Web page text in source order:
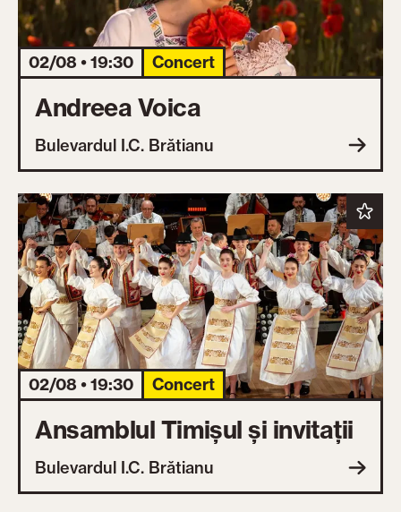
02/08 • 19:30 Concert
Andreea Voica
Bulevardul I.C. Brătianu
02/08 • 19:30 Concert
Ansamblul Timișul și invitații
Bulevardul I.C. Brătianu